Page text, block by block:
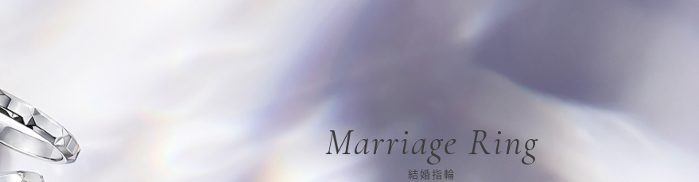
Marriage Ring
結婚指輪